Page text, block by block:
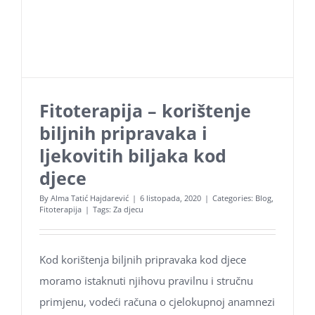
Fitoterapija – korištenje
biljnih pripravaka i
ljekovitih biljaka kod
djece
By Alma Tatić Hajdarević | 6 listopada, 2020 | Categories: Blog
Fitoterapija | Tags: Za djecu
Kod korištenja biljnih pripravaka kod djece
moramo istaknuti njihovu pravilnu i stručnu
primjenu, vodeći računa o cjelokupnoj anamnezi